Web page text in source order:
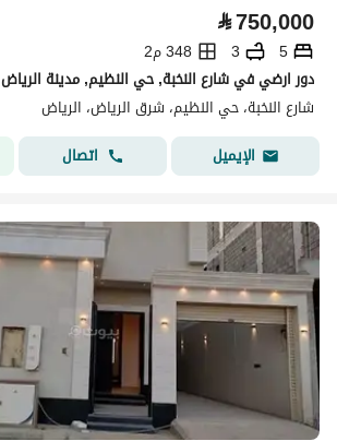
⃁750,000
5
3
348 م2
دور ارضي في شارع النخبة, حي النظيم, مدينة الرياض
شارع النخبة، حي النظيم، شرق الرياض، الرياض
الإيميل
اتصال